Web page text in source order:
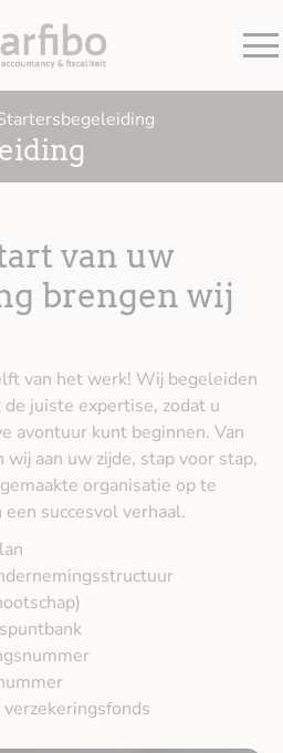
van uw
brengen wij
van het werk! Wij begeleiden
juiste expertise, zodat u
avontuur kunt beginnen. Van
aan uw zijde, stap voor stap,
organisatie op te
succesvol verhaal.